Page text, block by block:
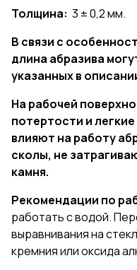
Толщина: 3 ± 0,2 мм.
В связи с
длина абразива
указанных в
На рабочей
потертости и
влияют на работу
сколы, не
камня.
Рекомендации по
работать с водой.
выравнивания на
кремния или оксида